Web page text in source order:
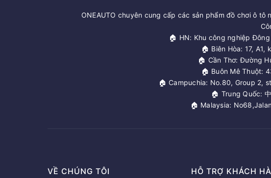
ONEAUTO chuyên cung cấp các sản phẩm đồ chơi ô tô
🏠 HN: Khu công nghiệp
🏠 Biên Hòa: 17,
🏠 Cần Thơ: Đường
🏠 Buôn Mê Thuột:
🏠 Campuchia: No.80, Group 2,
🏠 Trung Quốc:
🏠 Malaysia:
VỀ CHÚNG TÔI HỖ TRỢ KHÁCH